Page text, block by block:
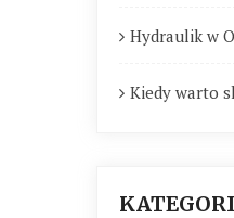
Hydraulik w
Kiedy warto